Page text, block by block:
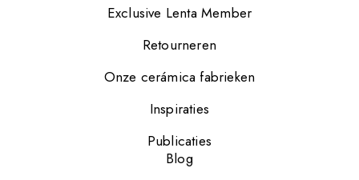
Exclusive Lenta Member
Retourneren
Onze cerámica fabrieken
Inspiraties
Publicaties
Blog